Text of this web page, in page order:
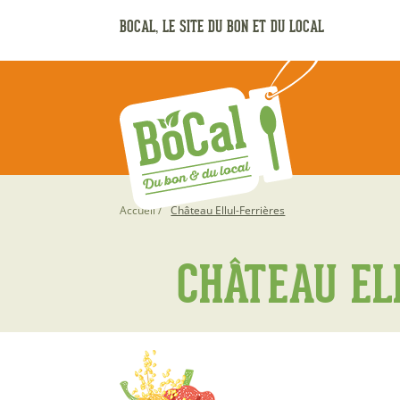
BOCAL, LE SITE DU BON ET DU LOCAL
Fil
d'Ariane
Accueil Château Ellul-Ferrières
CHÂTEAU